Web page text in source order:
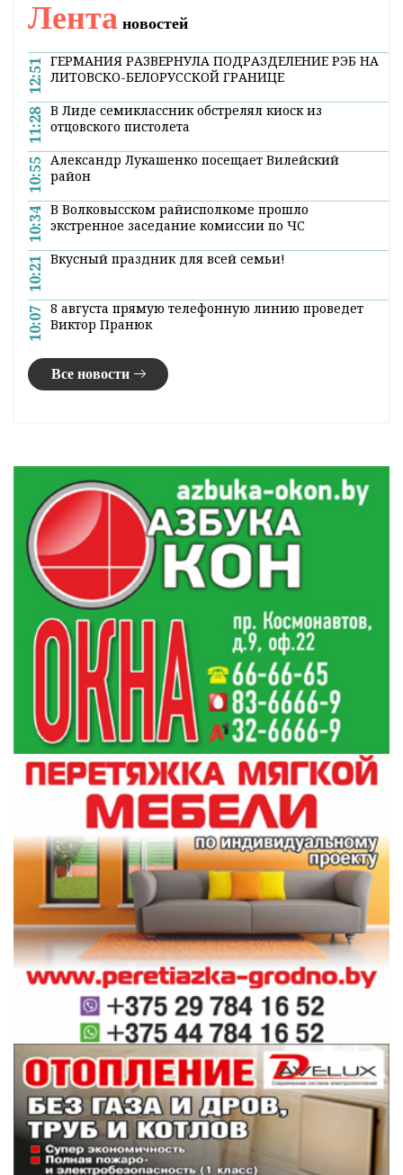
Главная Новости Природа и экология
Местами сильные дожди и ветер до
27 марта
20:30 26 марта 2023
Местами сильные дожди и ветер до 15-18 м/с
ожидаются 27 марта в Беларуси, сообщили
БЕЛТАв Республиканском центре по
гидрометеорологии, контролю
радиоактивного загрязнения и мониторингу
окружающей среды Минприроды.
В ближайшие сутки в стране будет облачно с
прояснениями. Ночью местами пройдут
кратковременные дожди. Днем,
преимущественно по юго-западной
отдельных районах ожидается слабый
туман.
Ветер ночью будет юго-западный, днем -
переменных направлений умеренный.
Уточняется, что днем по западу ожидается
порывистый, местами сильный порывистый
ветер, причем возможно усиление ветра
порывами до 15-18 м/с.
Температура воздуха ночью будет от нуля до
плюс 6 градусов, днем - от плюс 6 по северо-
западу до плюс 13 градусов по юго-востоку.
Оперативные и актуальные новости
Гродно и области в нашемTelegram-
канале. Подписывайтесь по ссылке!
#новости беларуси #погода #природа
#прогноз погоды
Поделиться:
Лентановостей
12:51
ГЕРМАНИЯ РАЗВЕРНУЛА ПОДРАЗДЕЛЕНИЕ РЭБ НА
ЛИТОВСКО-БЕЛОРУССКОЙ ГРАНИЦЕ
11:28 В Лиде семиклассник обстрелял киоск из
отцовского пистолета
10:55 Александр Лукашенко посещает Вилейский
район